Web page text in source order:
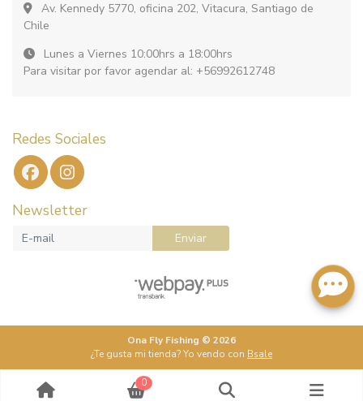
Av. Kennedy 5770, oficina 202, Vitacura, Santiago de
Chile
Lunes a Viernes 10:00hrs a 18:00hrs
Para visitar por favor agendar al: +56992612748
Redes Sociales
Newsletter
Enviar
Ona Fly Fishing © 2026
¿Te gusta mi tienda? Yo vendo con Bsale
0